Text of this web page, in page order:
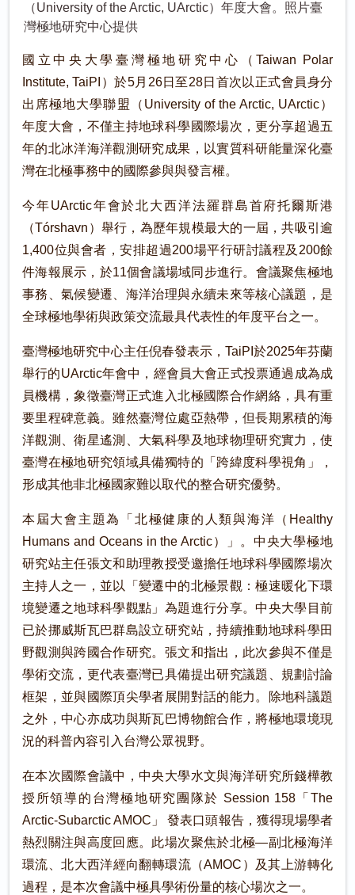
（University of the Arctic, UArctic）年度大會。照片臺
灣極地研究中心提供
國立中央大學臺灣極地研究中心（Taiwan Polar
Institute, TaiPI）於5月26日至28日首次以正式會員身分
出席極地大學聯盟（University of the Arctic, UArctic）
年度大會，不僅主持地球科學國際場次，更分享超過五
年的北冰洋海洋觀測研究成果，以實質科研能量深化臺
灣在北極事務中的國際參與與發言權。
今年UArctic年會於北大西洋法羅群島首府托爾斯港
（Tórshavn）舉行，為歷年規模最大的一屆，共吸引逾
1,400位與會者，安排超過200場平行研討議程及200餘
件海報展示，於11個會議場域同步進行。會議聚焦極地
事務、氣候變遷、海洋治理與永續未來等核心議題，是
全球極地學術與政策交流最具代表性的年度平台之一。
臺灣極地研究中心主任倪春發表示，TaiPI於2025年芬蘭
舉行的UArctic年會中，經會員大會正式投票通過成為成
員機構，象徵臺灣正式進入北極國際合作網絡，具有重
要里程碑意義。雖然臺灣位處亞熱帶，但長期累積的海
洋觀測、衛星遙測、大氣科學及地球物理研究實力，使
臺灣在極地研究領域具備獨特的「跨緯度科學視角」，
形成其他非北極國家難以取代的整合研究優勢。
本屆大會主題為「北極健康的人類與海洋（Healthy
Humans and Oceans in the Arctic）」。中央大學極地
研究站主任張文和助理教授受邀擔任地球科學國際場次
主持人之一，並以「變遷中的北極景觀：極速暖化下環
境變遷之地球科學觀點」為題進行分享。中央大學目前
已於挪威斯瓦巴群島設立研究站，持續推動地球科學田
野觀測與跨國合作研究。張文和指出，此次參與不僅是
學術交流，更代表臺灣已具備提出研究議題、規劃討論
框架，並與國際頂尖學者展開對話的能力。除地科議題
之外，中心亦成功與斯瓦巴博物館合作，將極地環境現
況的科普內容引入台灣公眾視野。
在本次國際會議中，中央大學水文與海洋研究所錢樺教
授所領導的台灣極地研究團隊於 Session 158「The
Arctic-Subarctic AMOC」 發表口頭報告，獲得現場學者
熱烈關注與高度回應。此場次聚焦於北極—副北極海洋
環流、北大西洋經向翻轉環流（AMOC）及其上游轉化
過程，是本次會議中極具學術份量的核心場次之一。